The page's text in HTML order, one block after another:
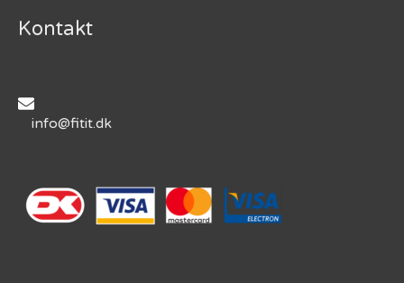
Kontakt
info@fitit.dk